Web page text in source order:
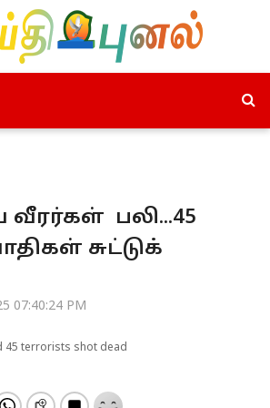
வீரர்கள் பலி...45
சுட்டுக்
07:40:24 PM
45 terrorists shot dead